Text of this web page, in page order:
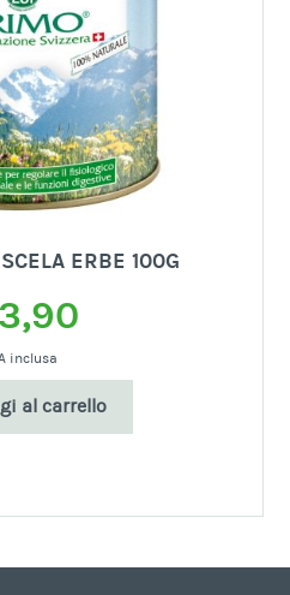
ERBE 100G
inclusa
al carrello